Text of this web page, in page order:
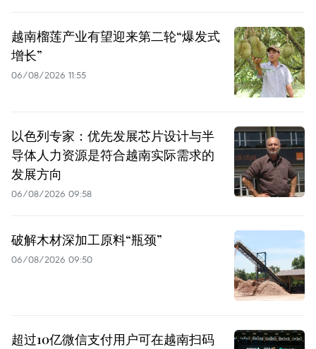
越南榴莲产业有望迎来第二轮“爆发式
增长”
06/08/2026 11:55
以色列专家：优先发展芯片设计与半
导体人力资源是符合越南实际需求的
发展方向
06/08/2026 09:58
破解木材深加工原料“瓶颈”
06/08/2026 09:50
超过10亿微信支付用户可在越南扫码